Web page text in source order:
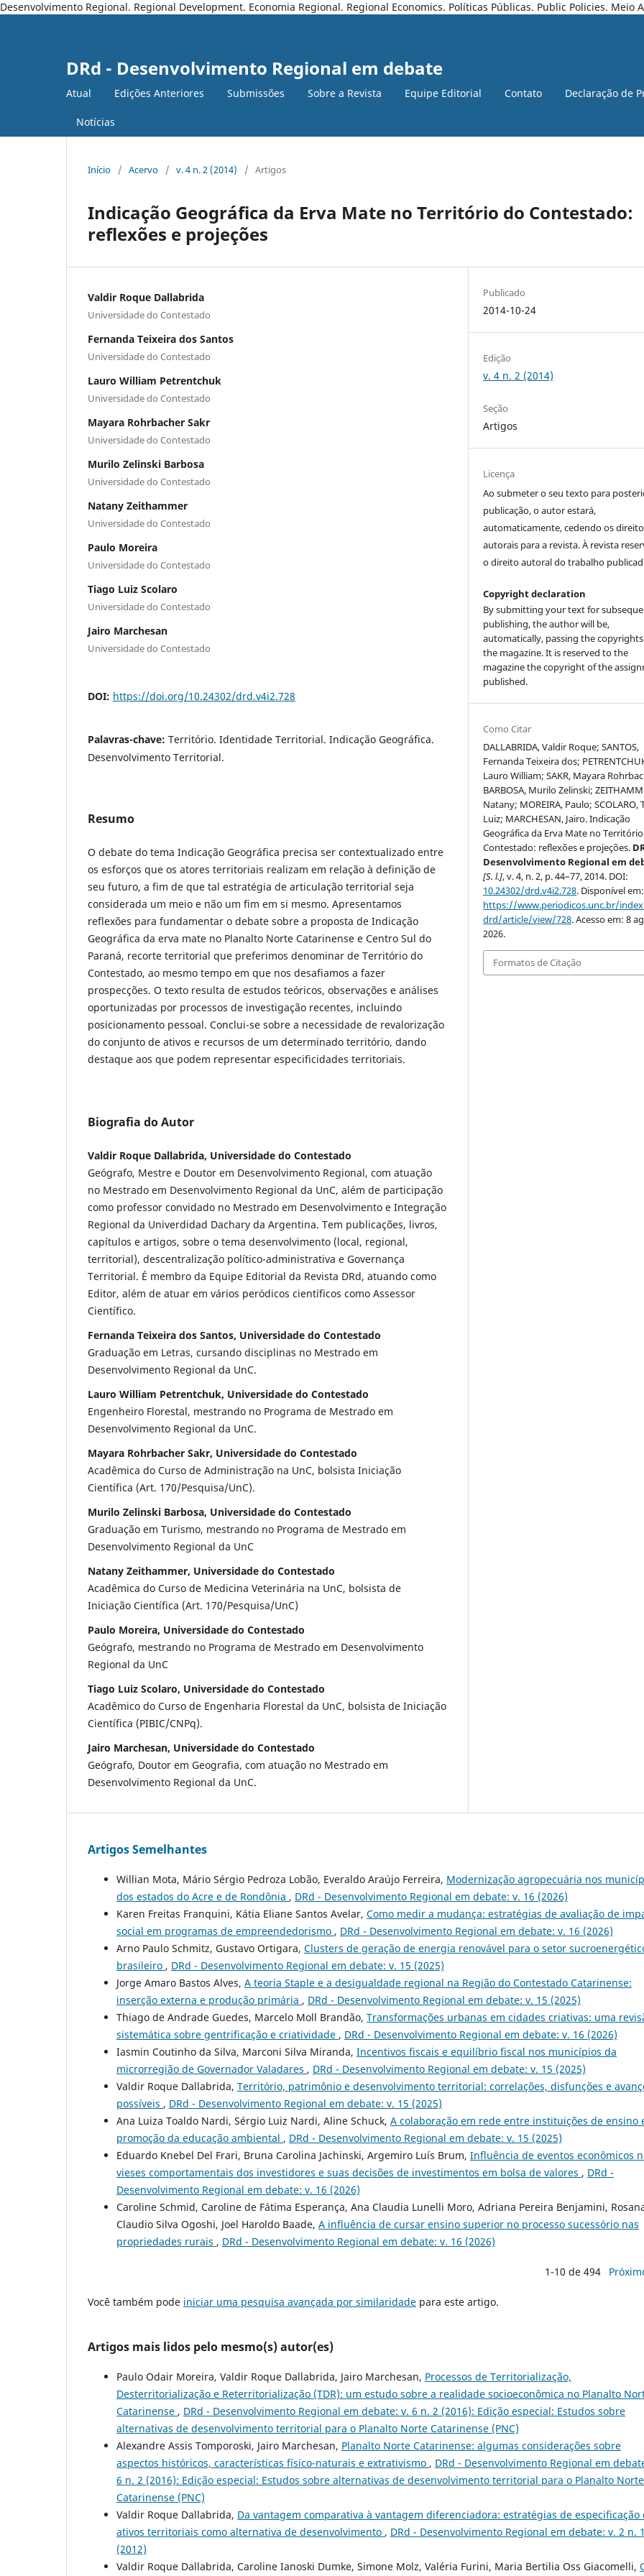
Desenvolvimento Regional. Regional Development. Economia Regional. Regional Economics. Políticas Públicas. Public Policies. Meio
DRd - Desenvolvimento Regional em debate
Atual Edições Anteriores Submissões Sobre a Revista Equipe Editorial Contato Declaração de
Notícias
Início / Acervo / v. 4 n. 2 (2014) / Artigos
Indicação Geográfica da Erva Mate no Território do Contestado:
reflexões e projeções
Valdir Roque Dallabrida
Universidade do Contestado
Fernanda Teixeira dos Santos
Universidade do Contestado
Lauro William Petrentchuk
Universidade do Contestado
Mayara Rohrbacher Sakr
Universidade do Contestado
Murilo Zelinski Barbosa
Universidade do Contestado
Natany Zeithammer
Universidade do Contestado
Paulo Moreira
Universidade do Contestado
Tiago Luiz Scolaro
Universidade do Contestado
Jairo Marchesan
Universidade do Contestado
DOI: https://doi.org/10.24302/drd.v4i2.728
Palavras-chave: Território. Identidade Territorial. Indicação Geográfica.
Desenvolvimento Territorial.
Resumo
O debate do tema Indicação Geográfica precisa ser contextualizado entre
os esforços que os atores territoriais realizam em relação à definição de
seu futuro, a fim de que tal estratégia de articulação territorial seja
considerada um meio e não um fim em si mesmo. Apresentamos
reflexões para fundamentar o debate sobre a proposta de Indicação
Geográfica da erva mate no Planalto Norte Catarinense e Centro Sul do
Paraná, recorte territorial que preferimos denominar de Território do
Contestado, ao mesmo tempo em que nos desafiamos a fazer
prospecções. O texto resulta de estudos teóricos, observações e análises
oportunizadas por processos de investigação recentes, incluindo
posicionamento pessoal. Conclui-se sobre a necessidade de revalorização
do conjunto de ativos e recursos de um determinado território, dando
destaque aos que podem representar especificidades territoriais.
Biografia do Autor
Valdir Roque Dallabrida, Universidade do Contestado
Geógrafo, Mestre e Doutor em Desenvolvimento Regional, com atuação
no Mestrado em Desenvolvimento Regional da UnC, além de participação
como professor convidado no Mestrado em Desenvolvimento e Integração
Regional da Univerdidad Dachary da Argentina. Tem publicações, livros,
capítulos e artigos, sobre o tema desenvolvimento (local, regional,
territorial), descentralização político-administrativa e Governança
Territorial. É membro da Equipe Editorial da Revista DRd, atuando como
Editor, além de atuar em vários peródicos científicos como Assessor
Científico.
Fernanda Teixeira dos Santos, Universidade do Contestado
Graduação em Letras, cursando disciplinas no Mestrado em
Desenvolvimento Regional da UnC.
Lauro William Petrentchuk, Universidade do Contestado
Engenheiro Florestal, mestrando no Programa de Mestrado em
Desenvolvimento Regional da UnC.
Mayara Rohrbacher Sakr, Universidade do Contestado
Acadêmica do Curso de Administração na UnC, bolsista Iniciação
Científica (Art. 170/Pesquisa/UnC).
Murilo Zelinski Barbosa, Universidade do Contestado
Graduação em Turismo, mestrando no Programa de Mestrado em
Desenvolvimento Regional da UnC
Natany Zeithammer, Universidade do Contestado
Acadêmica do Curso de Medicina Veterinária na UnC, bolsista de
Iniciação Científica (Art. 170/Pesquisa/UnC)
Paulo Moreira, Universidade do Contestado
Geógrafo, mestrando no Programa de Mestrado em Desenvolvimento
Regional da UnC
Tiago Luiz Scolaro, Universidade do Contestado
Acadêmico do Curso de Engenharia Florestal da UnC, bolsista de Iniciação
Científica (PIBIC/CNPq).
Jairo Marchesan, Universidade do Contestado
Geógrafo, Doutor em Geografia, com atuação no Mestrado em
Desenvolvimento Regional da UnC.
Publicado
2014-10-24
Edição
v. 4 n. 2 (2014)
Seção
Artigos
Licença
Ao submeter o seu texto para
publicação, o autor estará,
automaticamente, cedendo os
autorais para a revista. À revista
o direito autoral do trabalho
Copyright declaration
By submitting your text for
publishing, the author will be,
automatically, passing the
the magazine. It is reserved to the
magazine the copyright of the
published.
Como Citar
DALLABRIDA, Valdir Roque; SANTOS,
Fernanda Teixeira dos;
Lauro William; SAKR, Mayara
BARBOSA, Murilo Zelinski;
Natany; MOREIRA, Paulo; SCOLARO,
Luiz; MARCHESAN, Jairo. Indicação
Geográfica da Erva Mate no
Contestado: reflexões e projeções.
Desenvolvimento Regional em
[S. l.], v. 4, n. 2, p. 44–77, 2014. DOI:
10.24302/drd.v4i2.728. Disponível em:
https://www.periodicos.unc.br/
drd/article/view/728. Acesso em: 8
2026.
Formatos de Citação
Artigos Semelhantes
Willian Mota, Mário Sérgio Pedroza Lobão, Everaldo Araújo Ferreira, Modernização agropecuária nos
dos estados do Acre e de Rondônia , DRd - Desenvolvimento Regional em debate: v. 16 (2026)
Karen Freitas Franquini, Kátia Eliane Santos Avelar, Como medir a mudança: estratégias de avaliação de
social em programas de empreendedorismo , DRd - Desenvolvimento Regional em debate: v. 16 (2026)
Arno Paulo Schmitz, Gustavo Ortigara, Clusters de geração de energia renovável para o setor
brasileiro , DRd - Desenvolvimento Regional em debate: v. 15 (2025)
Jorge Amaro Bastos Alves, A teoria Staple e a desigualdade regional na Região do Contestado Catarinense:
inserção externa e produção primária , DRd - Desenvolvimento Regional em debate: v. 15 (2025)
Thiago de Andrade Guedes, Marcelo Moll Brandão, Transformações urbanas em cidades criativas: uma
sistemática sobre gentrificação e criatividade , DRd - Desenvolvimento Regional em debate: v. 16 (2026)
Iasmin Coutinho da Silva, Marconi Silva Miranda, Incentivos fiscais e equilíbrio fiscal nos municípios da
microrregião de Governador Valadares , DRd - Desenvolvimento Regional em debate: v. 15 (2025)
Valdir Roque Dallabrida, Território, patrimônio e desenvolvimento territorial: correlações, disfunções e
possíveis , DRd - Desenvolvimento Regional em debate: v. 15 (2025)
Ana Luiza Toaldo Nardi, Sérgio Luiz Nardi, Aline Schuck, A colaboração em rede entre instituições de ensino
promoção da educação ambiental , DRd - Desenvolvimento Regional em debate: v. 15 (2025)
Eduardo Knebel Del Frari, Bruna Carolina Jachinski, Argemiro Luís Brum, Influência de eventos econômicos
vieses comportamentais dos investidores e suas decisões de investimentos em bolsa de valores , DRd -
Desenvolvimento Regional em debate: v. 16 (2026)
Caroline Schmid, Caroline de Fátima Esperança, Ana Claudia Lunelli Moro, Adriana Pereira Benjamini,
Claudio Silva Ogoshi, Joel Haroldo Baade, A influência de cursar ensino superior no processo sucessório nas
propriedades rurais , DRd - Desenvolvimento Regional em debate: v. 16 (2026)
1-10 de 494
Você também pode iniciar uma pesquisa avançada por similaridade para este artigo.
Artigos mais lidos pelo mesmo(s) autor(es)
Paulo Odair Moreira, Valdir Roque Dallabrida, Jairo Marchesan, Processos de Territorialização,
Desterritorialização e Reterritorialização (TDR): um estudo sobre a realidade socioeconômica no Planalto
Catarinense , DRd - Desenvolvimento Regional em debate: v. 6 n. 2 (2016): Edição especial: Estudos sobre
alternativas de desenvolvimento territorial para o Planalto Norte Catarinense (PNC)
Alexandre Assis Tomporoski, Jairo Marchesan, Planalto Norte Catarinense: algumas considerações sobre
aspectos históricos, características físico-naturais e extrativismo , DRd - Desenvolvimento Regional em
6 n. 2 (2016): Edição especial: Estudos sobre alternativas de desenvolvimento territorial para o Planalto Norte
Catarinense (PNC)
Valdir Roque Dallabrida, Da vantagem comparativa à vantagem diferenciadora: estratégias de especificação
ativos territoriais como alternativa de desenvolvimento , DRd - Desenvolvimento Regional em debate: v. 2 n. 1
(2012)
Valdir Roque Dallabrida, Caroline Ianoski Dumke, Simone Molz, Valéria Furini, Maria Bertilia Oss Giacomelli,